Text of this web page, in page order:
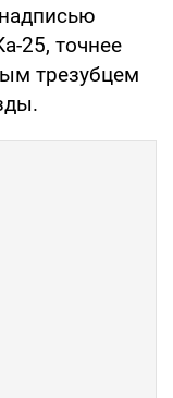
25, точнее
трезубцем